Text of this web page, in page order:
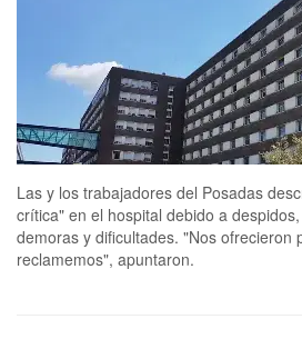
Las y los trabajadores del Posadas
crítica" en el hospital debido a
demoras y dificultades. "Nos ofrecieron
reclamemos", apuntaron.